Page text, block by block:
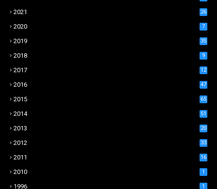
2021 26
2020 7
2019 35
2018 9
2017 12
2016 47
2015 65
2014 51
2013 20
2012 33
2011 16
2010 1
1996 1